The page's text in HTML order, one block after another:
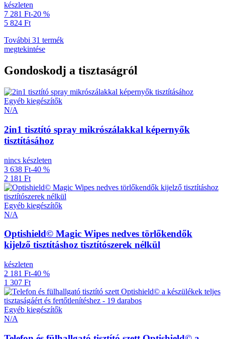
készleten
7 281 Ft-20 %
5 824 Ft
További 31 termék
megtekintése
Gondoskodj a tisztaságról
Egyéb kiegészítők
N/A
2in1 tisztító spray mikrószálakkal képernyők
tisztításához
nincs készleten
3 638 Ft-40 %
2 181 Ft
Egyéb kiegészítők
N/A
Optishield© Magic Wipes nedves törlőkendők
kijelző tisztításhoz tisztítószerek nélkül
készleten
2 181 Ft-40 %
1 307 Ft
Egyéb kiegészítők
N/A